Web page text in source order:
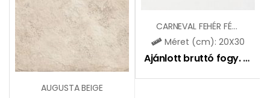
AUGUSTA BEIGE
CARNEVAL FEHÉR FÉNYES (ZBR301)
Méret (cm): 20X30
Ajánlott bruttó fogy. ár: